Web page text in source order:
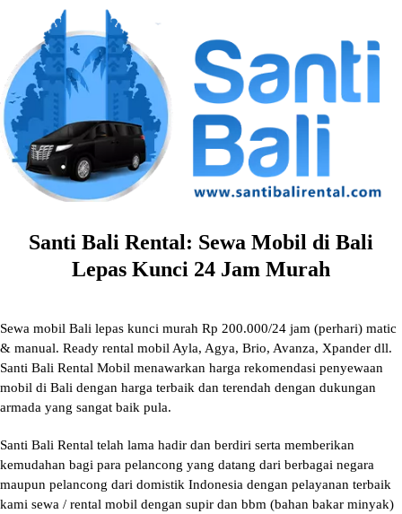
content
Santi Bali Rental: Sewa Mobil di Bali
Lepas Kunci 24 Jam Murah
Sewa mobil Bali lepas kunci murah Rp 200.000/24 jam (perhari) matic
& manual. Ready rental mobil Ayla, Agya, Brio, Avanza, Xpander dll.
Santi Bali Rental Mobil menawarkan harga rekomendasi penyewaan
mobil di Bali dengan harga terbaik dan terendah dengan dukungan
armada yang sangat baik pula.
Santi Bali Rental telah lama hadir dan berdiri serta memberikan
kemudahan bagi para pelancong yang datang dari berbagai negara
maupun pelancong dari domistik Indonesia dengan pelayanan terbaik
kami sewa / rental mobil dengan supir dan bbm (bahan bakar minyak)